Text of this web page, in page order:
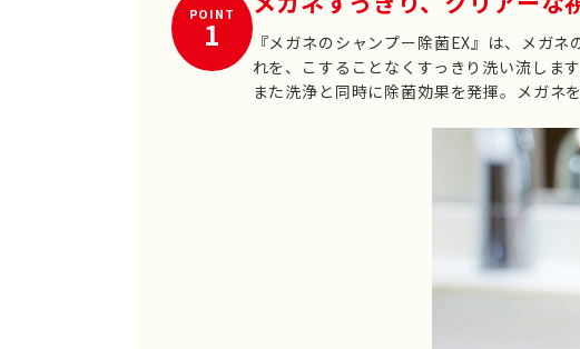
POINT
1
『メガネのシャンプー除菌EX』は、メガ
れを、こすることなくすっきり洗い流します
また洗浄と同時に除菌効果を発揮。メガネ